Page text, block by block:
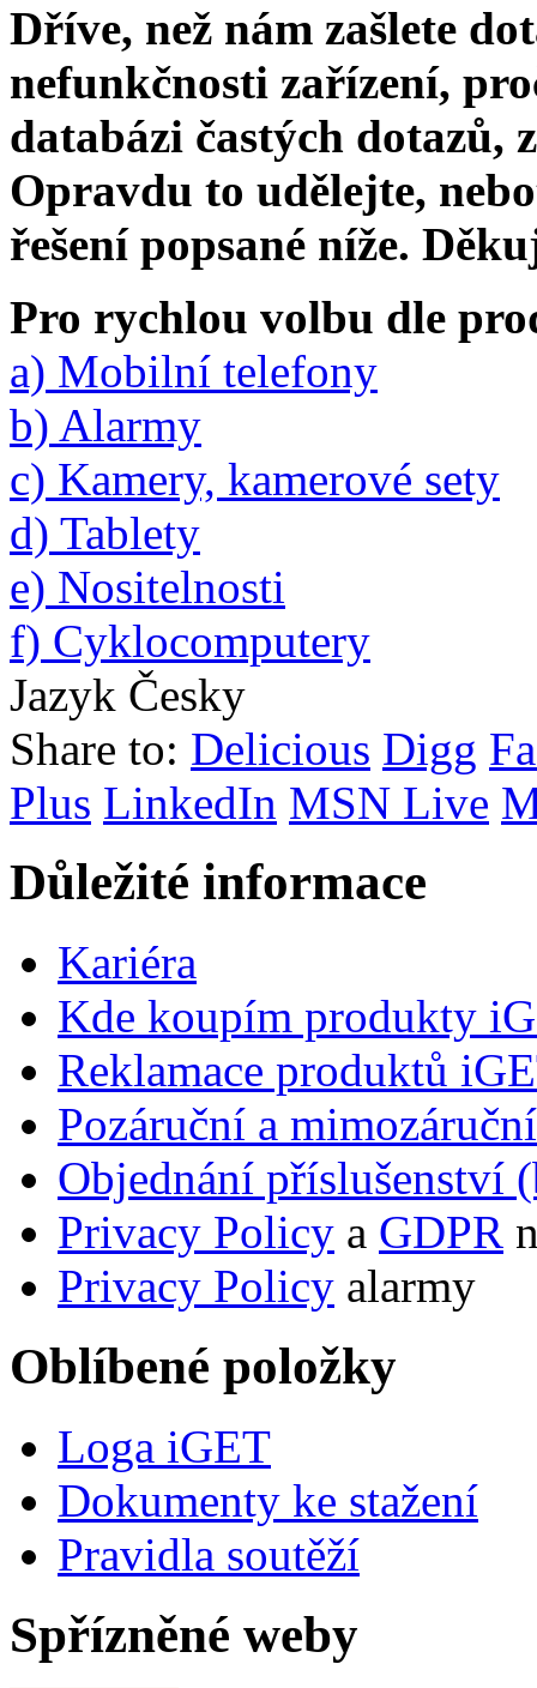
Dříve, než nám zašlete
nefunkčnosti zařízení,
databázi častých dotazů,
Opravdu to udělejte,
řešení popsané níže.
Pro rychlou volbu dle
a) Mobilní telefony
b) Alarmy
c) Kamery, kamerové sety
d) Tablety
e) Nositelnosti
f) Cyklocomputery
Jazyk Česky
Share to: Delicious Digg
Plus LinkedIn MSN Live
Důležité informace
Kariéra
Kde koupím produkty
Reklamace produktů
Pozáruční a
Objednání příslušenství
Privacy Policy a GDPR
Privacy Policy alarmy
Oblíbené položky
Loga iGET
Dokumenty ke stažení
Pravidla soutěží
Spřízněné weby